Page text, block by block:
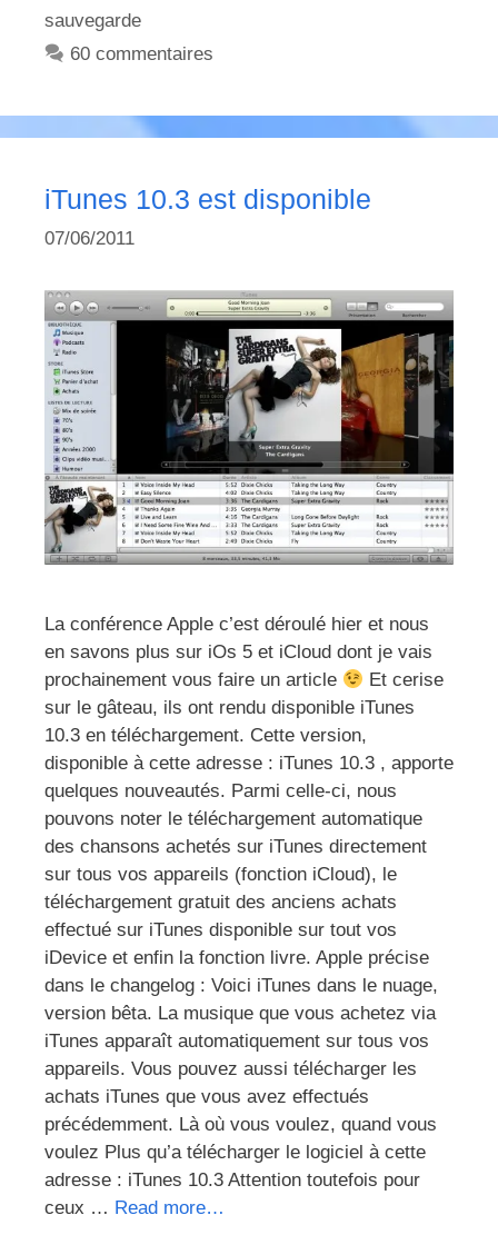
sauvegarde
60 commentaires
iTunes 10.3 est disponible
07/06/2011
La conférence Apple c’est déroulé hier et nous
en savons plus sur iOs 5 et iCloud dont je vais
prochainement vous faire un article
Et cerise
sur le gâteau, ils ont rendu disponible iTunes
10.3 en téléchargement. Cette version,
disponible à cette adresse : iTunes 10.3 , apporte
quelques nouveautés. Parmi celle-ci, nous
pouvons noter le téléchargement automatique
des chansons achetés sur iTunes directement
sur tous vos appareils (fonction iCloud), le
téléchargement gratuit des anciens achats
effectué sur iTunes disponible sur tout vos
iDevice et enfin la fonction livre. Apple précise
dans le changelog : Voici iTunes dans le nuage,
version bêta. La musique que vous achetez via
iTunes apparaît automatiquement sur tous vos
appareils. Vous pouvez aussi télécharger les
achats iTunes que vous avez effectués
précédemment. Là où vous voulez, quand vous
voulez Plus qu’a télécharger le logiciel à cette
adresse : iTunes 10.3 Attention toutefois pour
ceux … Read more…